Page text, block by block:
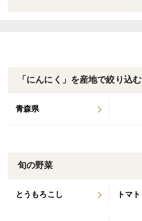
「にんにく」を産地で絞り込む
青森県
旬の野菜
とうもろこし トマト